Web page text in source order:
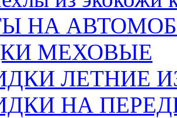
НА
МЕХОВЫЕ
ЛЕТНИЕ
НА